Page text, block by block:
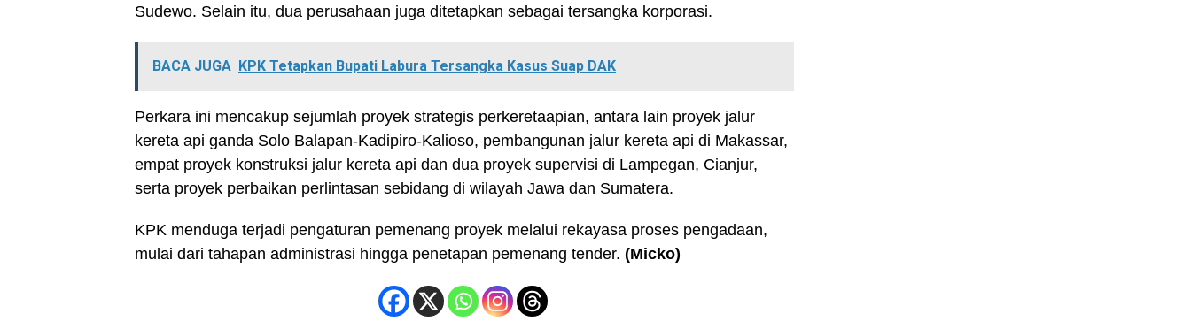
Sudewo. Selain itu, dua perusahaan juga ditetapkan sebagai tersangka korporasi.
BACA JUGA KPK Tetapkan Bupati Labura Tersangka Kasus Suap DAK
Perkara ini mencakup sejumlah proyek strategis perkeretaapian, antara lain proyek jalur
kereta api ganda Solo Balapan-Kadipiro-Kalioso, pembangunan jalur kereta api di Makassar,
empat proyek konstruksi jalur kereta api dan dua proyek supervisi di Lampegan, Cianjur,
serta proyek perbaikan perlintasan sebidang di wilayah Jawa dan Sumatera.
KPK menduga terjadi pengaturan pemenang proyek melalui rekayasa proses pengadaan,
mulai dari tahapan administrasi hingga penetapan pemenang tender. (Micko)